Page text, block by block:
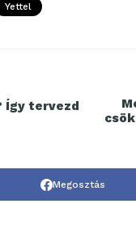
Yettel
Így tervezd
Megosztás